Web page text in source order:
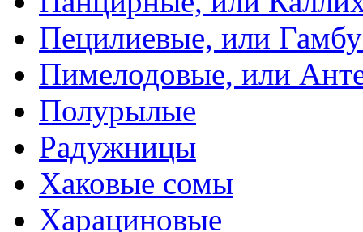
Пецилиевые, или
Пимелодовые, или
Полурылые
Радужницы
Хаковые сомы
Харациновые